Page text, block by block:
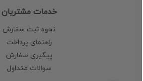
خدمات مشتریان
نحوه ثبت سفارش
راهنمای پرداخت
پیگیری سفارش
سوالات متداول